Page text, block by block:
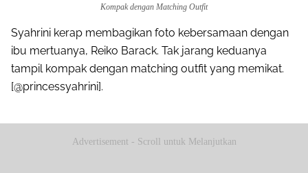
Kompak dengan Matching Outfit
Syahrini kerap membagikan foto kebersamaan dengan
ibu mertuanya, Reiko Barack. Tak jarang keduanya
tampil kompak dengan matching outfit yang memikat.
[@princessyahrini].
Advertisement - Scroll untuk Melanjutkan